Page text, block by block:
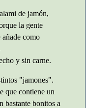
de jamón,
la gente
añade como
y sin carne.
"jamones".
que contiene un
bastante bonitos a